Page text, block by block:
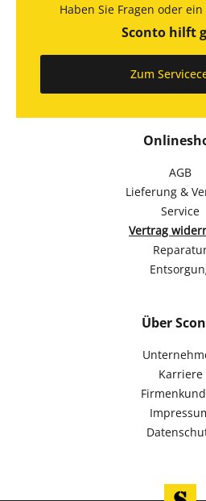
AGB
Lieferung &
Service
Vertrag
Über
Karriere
Haben Sie Fragen oder
Sconto hilft
Zum